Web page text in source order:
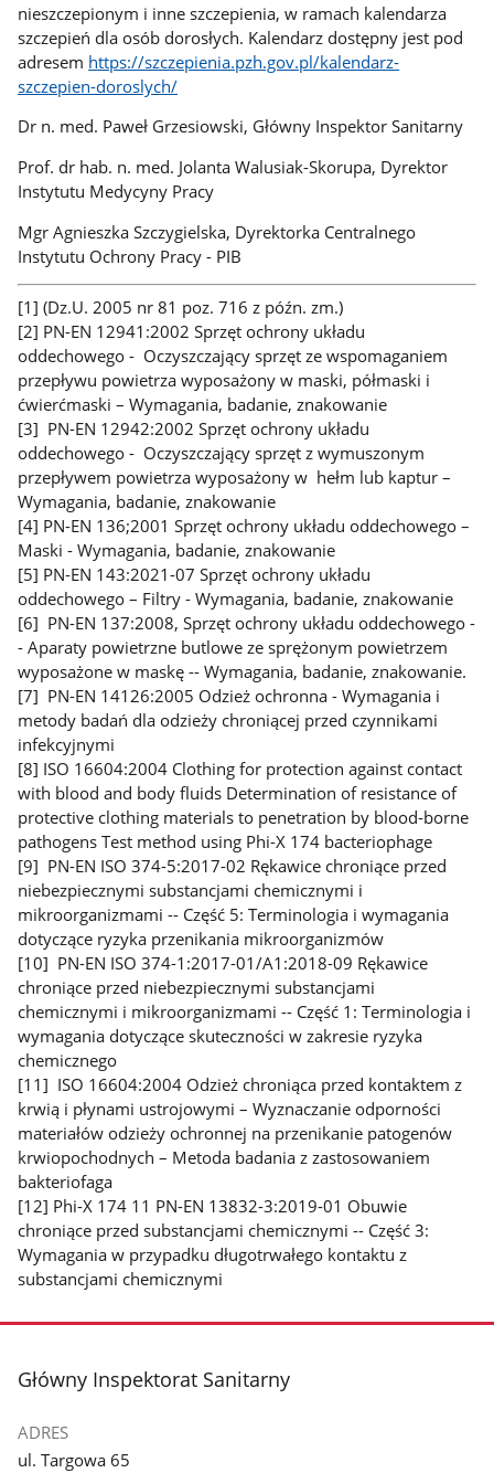
nieszczepionym i inne szczepienia, w ramach kalendarza
szczepień dla osób dorosłych. Kalendarz dostępny jest pod
adresem https://szczepienia.pzh.gov.pl/kalendarz-
szczepien-doroslych/
Dr n. med. Paweł Grzesiowski, Główny Inspektor Sanitarny
Prof. dr hab. n. med. Jolanta Walusiak-Skorupa, Dyrektor
Instytutu Medycyny Pracy
Mgr Agnieszka Szczygielska, Dyrektorka Centralnego
Instytutu Ochrony Pracy - PIB
[1] (Dz.U. 2005 nr 81 poz. 716 z późn. zm.)
[2] PN-EN 12941:2002 Sprzęt ochrony układu
oddechowego - Oczyszczający sprzęt ze wspomaganiem
przepływu powietrza wyposażony w maski, półmaski i
ćwierćmaski – Wymagania, badanie, znakowanie
[3] PN-EN 12942:2002 Sprzęt ochrony układu
oddechowego - Oczyszczający sprzęt z wymuszonym
przepływem powietrza wyposażony w hełm lub kaptur –
Wymagania, badanie, znakowanie
[4] PN-EN 136;2001 Sprzęt ochrony układu oddechowego –
Maski - Wymagania, badanie, znakowanie
[5] PN-EN 143:2021-07 Sprzęt ochrony układu
oddechowego – Filtry - Wymagania, badanie, znakowanie
[6] PN-EN 137:2008, Sprzęt ochrony układu oddechowego -
- Aparaty powietrzne butlowe ze sprężonym powietrzem
wyposażone w maskę -- Wymagania, badanie, znakowanie.
[7] PN-EN 14126:2005 Odzież ochronna - Wymagania i
metody badań dla odzieży chroniącej przed czynnikami
infekcyjnymi
[8] ISO 16604:2004 Clothing for protection against contact
with blood and body fluids Determination of resistance of
protective clothing materials to penetration by blood-borne
pathogens Test method using Phi-X 174 bacteriophage
[9] PN-EN ISO 374-5:2017-02 Rękawice chroniące przed
niebezpiecznymi substancjami chemicznymi i
mikroorganizmami -- Część 5: Terminologia i wymagania
dotyczące ryzyka przenikania mikroorganizmów
[10] PN-EN ISO 374-1:2017-01/A1:2018-09 Rękawice
chroniące przed niebezpiecznymi substancjami
chemicznymi i mikroorganizmami -- Część 1: Terminologia i
wymagania dotyczące skuteczności w zakresie ryzyka
chemicznego
[11] ISO 16604:2004 Odzież chroniąca przed kontaktem z
krwią i płynami ustrojowymi – Wyznaczanie odporności
materiałów odzieży ochronnej na przenikanie patogenów
krwiopochodnych – Metoda badania z zastosowaniem
bakteriofaga
[12] Phi-X 174 11 PN-EN 13832-3:2019-01 Obuwie
chroniące przed substancjami chemicznymi -- Część 3:
Wymagania w przypadku długotrwałego kontaktu z
substancjami chemicznymi
stopka
Główny Inspektorat Sanitarny
ADRES
ul. Targowa 65